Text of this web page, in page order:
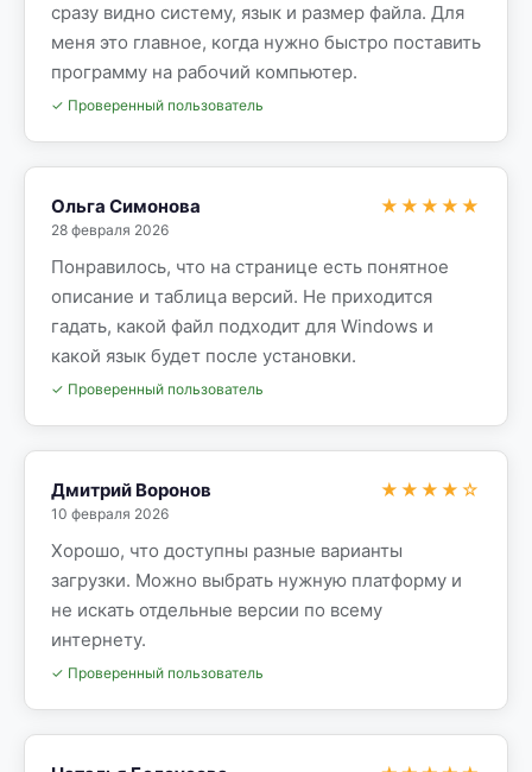
сразу видно систему, язык и размер файла. Для
меня это главное, когда нужно быстро поставить
программу на рабочий компьютер.
✓ Проверенный пользователь
Ольга Симонова
28 февраля 2026
★★★★★
Понравилось, что на странице есть понятное
описание и таблица версий. Не приходится
гадать, какой файл подходит для Windows и
какой язык будет после установки.
✓ Проверенный пользователь
Дмитрий Воронов
10 февраля 2026
★★★★☆
Хорошо, что доступны разные варианты
загрузки. Можно выбрать нужную платформу и
не искать отдельные версии по всему
интернету.
✓ Проверенный пользователь